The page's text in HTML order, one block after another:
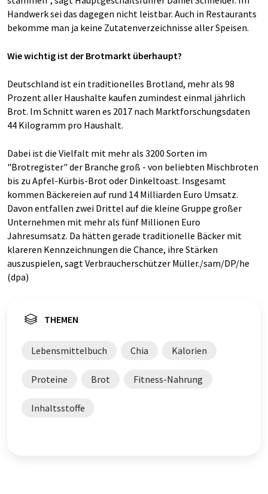
Handwerk sei das dagegen nicht leistbar. Auch in Restaurants
bekomme man ja keine Zutatenverzeichnisse aller Speisen.
Wie wichtig ist der Brotmarkt überhaupt?
Deutschland ist ein traditionelles Brotland, mehr als 98
Prozent aller Haushalte kaufen zumindest einmal jährlich
Brot. Im Schnitt waren es 2017 nach Marktforschungsdaten
44 Kilogramm pro Haushalt.
Dabei ist die Vielfalt mit mehr als 3200 Sorten im
"Brotregister" der Branche groß - von beliebten Mischbroten
bis zu Apfel-Kürbis-Brot oder Dinkeltoast. Insgesamt
kommen Bäckereien auf rund 14 Milliarden Euro Umsatz.
Davon entfallen zwei Drittel auf die kleine Gruppe großer
Unternehmen mit mehr als fünf Millionen Euro
Jahresumsatz. Da hätten gerade traditionelle Bäcker mit
klareren Kennzeichnungen die Chance, ihre Stärken
auszuspielen, sagt Verbraucherschützer Müller./sam/DP/he
(dpa)
THEMEN
Lebensmittelbuch Chia Kalorien
Proteine Brot Fitness-Nahrung
Inhaltsstoffe